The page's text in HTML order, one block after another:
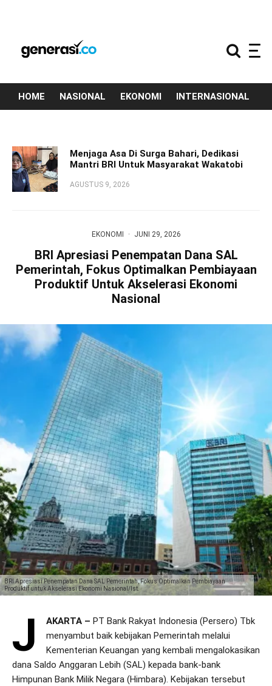
HOME NASIONAL EKONOMI INTERNASIONAL
Menjaga Asa Di Surga Bahari, Dedikasi
Mantri BRI Untuk Masyarakat Wakatobi
AGUSTUS 9, 2026
EKONOMI · JUNI 29, 2026
BRI Apresiasi Penempatan Dana SAL
Pemerintah, Fokus Optimalkan Pembiayaan
Produktif Untuk Akselerasi Ekonomi
Nasional
BRI Apresiasi Penempatan Dana SAL Pemerintah, Fokus Optimalkan Pembiayaan
Produktif untuk Akselerasi Ekonomi Nasional/Ist.
J AKARTA – PT Bank Rakyat Indonesia (Persero) Tbk
menyambut baik kebijakan Pemerintah melalui
Kementerian Keuangan yang kembali mengalokasikan
dana Saldo Anggaran Lebih (SAL) kepada bank-bank
Himpunan Bank Milik Negara (Himbara). Kebijakan tersebut